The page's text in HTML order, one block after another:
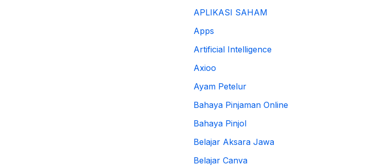
APLIKASI SAHAM
Apps
Artificial Intelligence
Axioo
Ayam Petelur
Bahaya Pinjaman Online
Bahaya Pinjol
Belajar Aksara Jawa
Belajar Canva